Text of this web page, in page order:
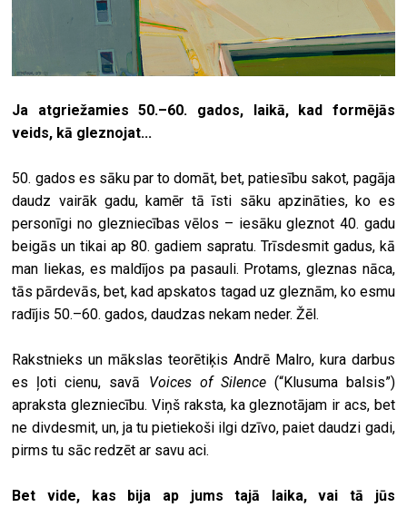
Ja atgriežamies 50.–60. gados, laikā, kad formējās
veids, kā gleznojat...
50. gados es sāku par to domāt, bet, patiesību sakot, pagāja
daudz vairāk gadu, kamēr tā īsti sāku apzināties, ko es
personīgi no glezniecības vēlos – iesāku gleznot 40. gadu
beigās un tikai ap 80. gadiem sapratu. Trīsdesmit gadus, kā
man liekas, es maldījos pa pasauli. Protams, gleznas nāca,
tās pārdevās, bet, kad apskatos tagad uz gleznām, ko esmu
radījis 50.–60. gados, daudzas nekam neder. Žēl.
Rakstnieks un mākslas teorētiķis Andrē Malro, kura darbus
es ļoti cienu, savā Voices of Silence(“Klusuma balsis”)
apraksta glezniecību. Viņš raksta, ka gleznotājam ir acs, bet
ne divdesmit, un, ja tu pietiekoši ilgi dzīvo, paiet daudzi gadi,
pirms tu sāc redzēt ar savu aci.
Bet vide, kas bija ap jums tajā laika, vai tā jūs